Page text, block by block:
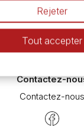
en tubes ou
technique
entre peinture
toile pour peinture
Contactez-
Contactez-nous
Rejeter
Tout accepter